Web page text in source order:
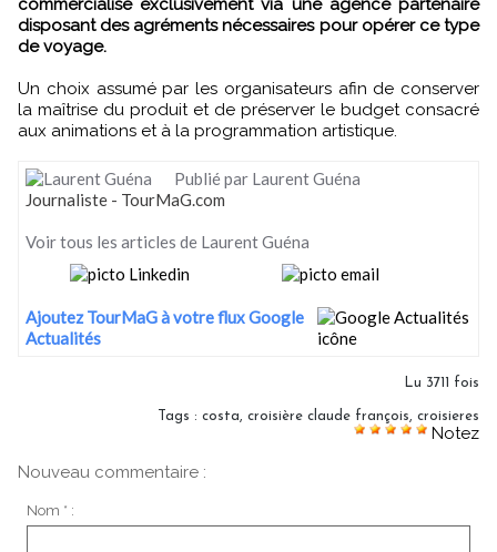
disposant des agréments nécessaires pour opérer ce type
de voyage.
Un choix assumé par les organisateurs afin de conserver
la maîtrise du produit et de préserver le budget consacré
aux animations et à la programmation artistique.
Publié par Laurent Guéna
Journaliste - TourMaG.com
Voir tous les articles de Laurent Guéna
Ajoutez TourMaG à votre flux Google
Actualités
Lu 3711 fois
Tags : costa croisière claude françois croisieres
Notez
Nouveau commentaire :
Nom * :